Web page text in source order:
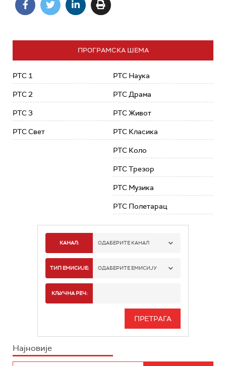
ПРОГРАМСКА ШЕМА
РТС 1
РТС 2
РТС 3
РТС Свет
РТС Наука
РТС Драма
РТС Живот
РТС Класика
РТС Коло
РТС Трезор
РТС Музика
РТС Полетарац
КАНАЛ: ОДАБЕРИТЕ КАНАЛ
РТС 1
РТС 3
ТИП ЕМИСИЈЕ: ОДАБЕРИТЕ ЕМИСИЈУ
ИНФО
КЉУЧНА РЕЧ:
Најновије